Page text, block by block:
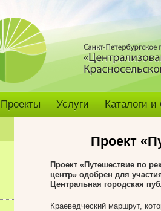
Проекты Услуги Каталоги
Проект
Проект «Путешествие по
центр» одобрен для
Центральная городская
Краеведческий маршрут,